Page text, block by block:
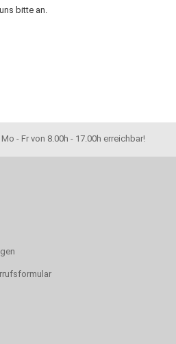
bitte an.
- Fr von 8.00h - 17.00h erreichbar!